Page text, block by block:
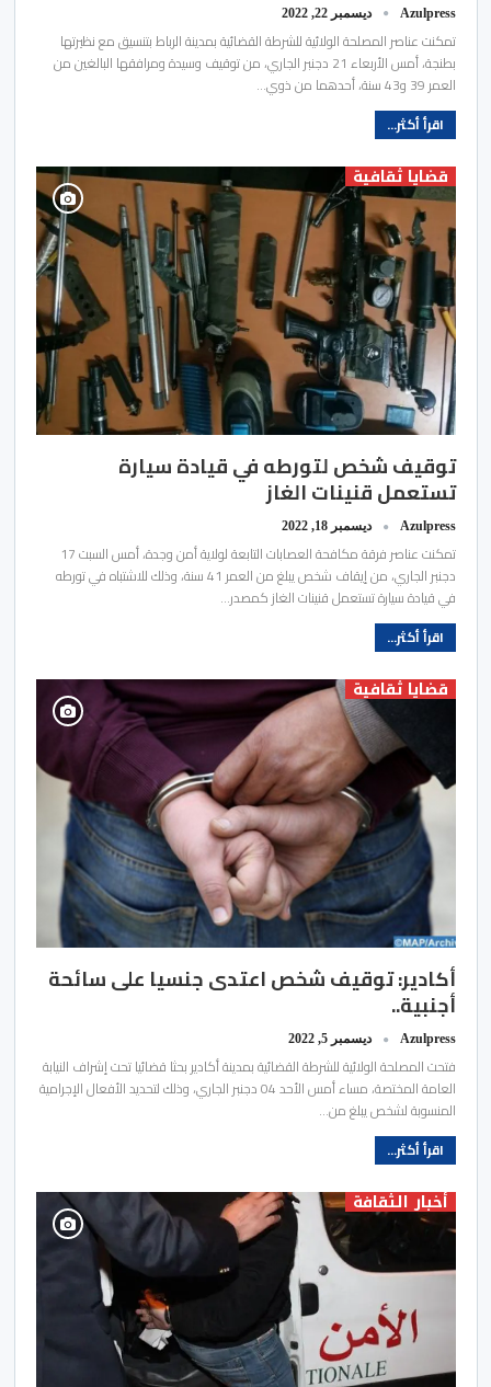
Azulpress ديسمبر 22, 2022
تمكنت عناصر المصلحة الولائية للشرطة القضائية بمدينة الرباط بتنسيق مع نظيرتها
بطنجة، أمس الأربعاء 21 دجنبر الجاري، من توقيف وسيدة ومرافقها البالغين من
العمر 39 و43 سنة، أحدهما من ذوي…
اقرأ أكثر...
قضايا ثقافية
توقيف شخص لتورطه في قيادة سيارة
تستعمل قنينات الغاز
Azulpress ديسمبر 18, 2022
تمكنت عناصر فرقة مكافحة العصابات التابعة لولاية أمن وجدة، أمس السبت 17
دجنبر الجاري، من إيقاف شخص يبلغ من العمر 41 سنة، وذلك للاشتباه في تورطه
في قيادة سيارة تستعمل قنينات الغاز كمصدر…
اقرأ أكثر...
قضايا ثقافية
أكادير: توقيف شخص اعتدى جنسيا على سائحة
أجنبية..
Azulpress ديسمبر 5, 2022
فتحت المصلحة الولائية للشرطة القضائية بمدينة أكادير بحثا قضائيا تحت إشراف النيابة
العامة المختصة، مساء أمس الأحد 04 دجنبر الجاري، وذلك لتحديد الأفعال الإجرامية
المنسوبة لشخص يبلغ من…
اقرأ أكثر...
أخبار الثقافة